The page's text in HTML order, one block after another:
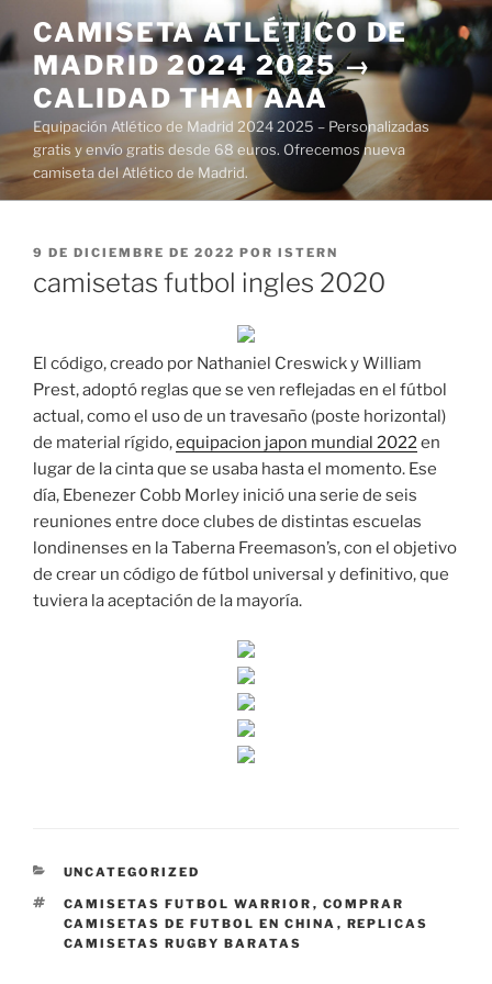
al
contenido
CAMISETA ATLÉTICO DE
MADRID 2024 2025 →
CALIDAD THAI AAA
Equipación Atlético de Madrid 2024 2025 – Personalizadas
gratis y envío gratis desde 68 euros. Ofrecemos nueva
camiseta del Atlético de Madrid.
PUBLICADO
9 DE DICIEMBRE DE 2022 POR ISTERN
camisetas futbol ingles 2020
El código, creado por Nathaniel Creswick y William
Prest, adoptó reglas que se ven reflejadas en el fútbol
actual, como el uso de un travesaño (poste horizontal)
de material rígido,equipacion japon mundial 2022en
lugar de la cinta que se usaba hasta el momento. Ese
día, Ebenezer Cobb Morley inició una serie de seis
reuniones entre doce clubes de distintas escuelas
londinenses en la Taberna Freemason’s, con el objetivo
de crear un código de fútbol universal y definitivo, que
tuviera la aceptación de la mayoría.
CATEGORÍAS
UNCATEGORIZED
ETIQUETAS
CAMISETAS FUTBOL WARRIOR , COMPRAR
CAMISETAS DE FUTBOL EN CHINA , REPLICAS
CAMISETAS RUGBY BARATAS